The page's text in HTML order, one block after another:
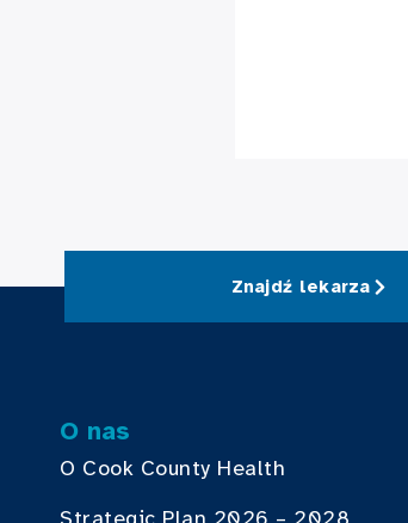
Znajdź lekarza
O nas
O Cook County Health